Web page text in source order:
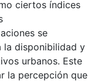
ciertos índices
se
la disponibilidad y
urbanos. Este
la percepción que